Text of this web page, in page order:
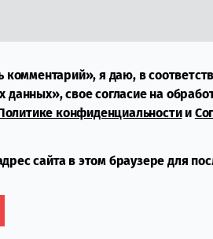
комментарий», я даю, в
данных», свое согласие на
конфиденциальностии
сайта в этом браузере для